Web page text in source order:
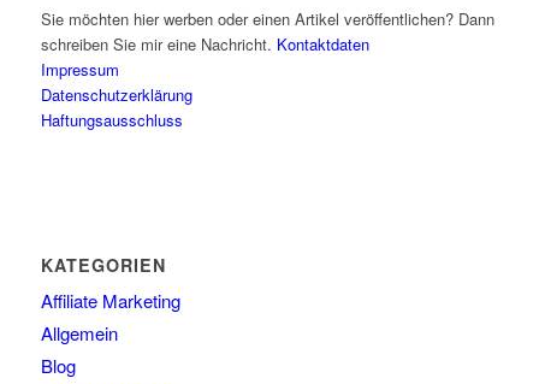
Sie möchten hier werben oder einen Artikel veröffentlichen? Dann
schreiben Sie mir eine Nachricht. Kontaktdaten
Impressum
Datenschutzerklärung
Haftungsausschluss
KATEGORIEN
Affiliate Marketing
Allgemein
Blog